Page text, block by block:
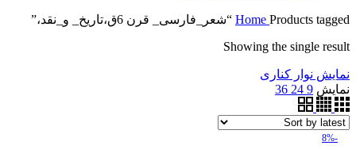
Home Products tagged “شعر_فارسی_ قرن 6ق،تاریخ_ و_نقد،”
Showing the single result
نمایش نوار کناری
نمایش 9
24
36
-8%